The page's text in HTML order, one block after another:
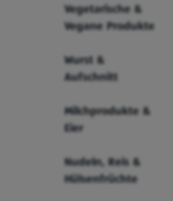
Vegetarische &
Vegane Produkte
Wurst &
Aufschnitt
Milchprodukte &
Eier
Nudeln, Reis &
Hülsenfrüchte